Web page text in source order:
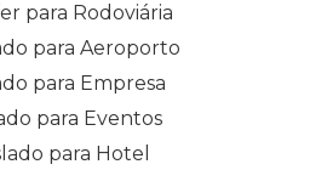
para Rodoviária
para Aeroporto
para Empresa
para Eventos
para Hotel